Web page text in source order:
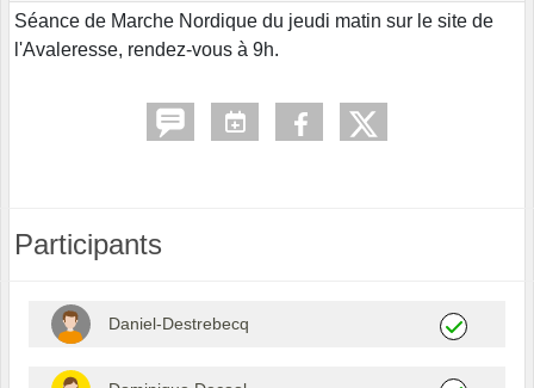
Séance de Marche Nordique du jeudi matin sur le site de
l'Avaleresse, rendez-vous à 9h.
Participants
Daniel-Destrebecq